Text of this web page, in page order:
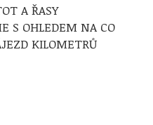
A ŘASY
S OHLEDEM NA CO
KILOMETRŮ